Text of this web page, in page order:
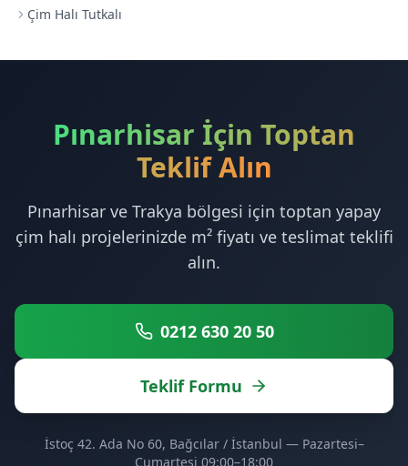
Çim Halı Tutkalı
Pınarhisar İçin Toptan
Teklif Alın
Pınarhisar ve Trakya bölgesi için toptan yapay
çim halı projelerinizde m² fiyatı ve teslimat teklifi
alın.
0212 630 20 50
Teklif Formu
İstoç 42. Ada No 60, Bağcılar / İstanbul — Pazartesi–
Cumartesi 09:00–18:00